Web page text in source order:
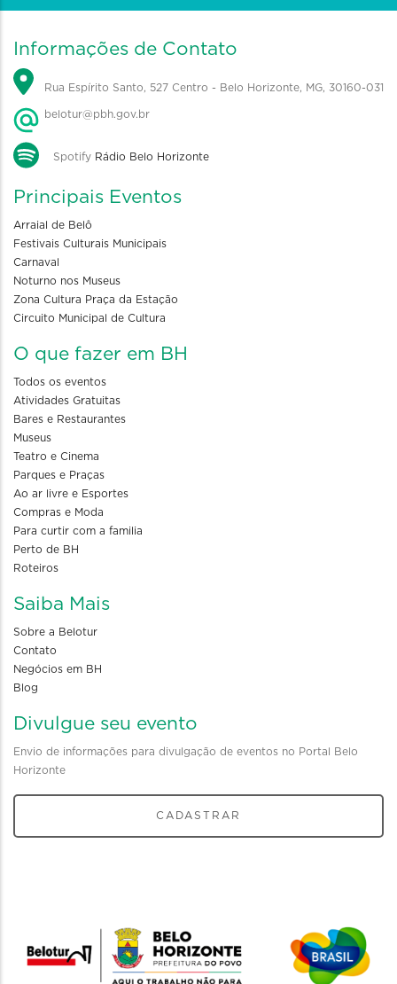
Informações de Contato
Rua Espírito Santo, 527 Centro - Belo Horizonte, MG, 30160-031
belotur@pbh.gov.br
Spotify Rádio Belo Horizonte
Principais Eventos
Arraial de Belô
Festivais Culturais Municipais
Carnaval
Noturno nos Museus
Zona Cultura Praça da Estação
Circuito Municipal de Cultura
O que fazer em BH
Todos os eventos
Atividades Gratuitas
Bares e Restaurantes
Museus
Teatro e Cinema
Parques e Praças
Ao ar livre e Esportes
Compras e Moda
Para curtir com a familia
Perto de BH
Roteiros
Saiba Mais
Sobre a Belotur
Contato
Negócios em BH
Blog
Divulgue seu evento
Envio de informações para divulgação de eventos no Portal Belo
Horizonte
CADASTRAR